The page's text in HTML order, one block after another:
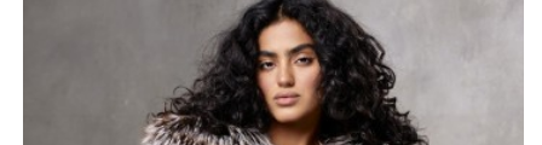
Особое внимание отведено капюшону, который
полностью выполнен из меха чернобурой лисы,
обладающего невероятной мягкостью и теплотой.
Этот роскошный элемент не только защищает голову
от морозного ветра, но и добавляет изысканности в